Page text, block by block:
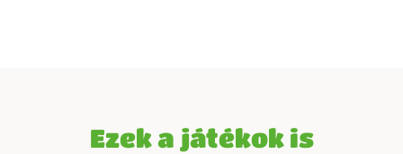
Ezek a játékok is